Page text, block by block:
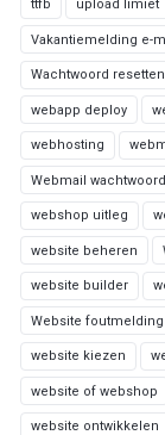
ttfb upload limiet
Vakantiemelding e-
Wachtwoord resetten
webapp deploy
webhosting
Webmail wachtwoord
webshop uitleg
website beheren
website builder
Website foutmelding
website kiezen
website of webshop
website ontwikkelen